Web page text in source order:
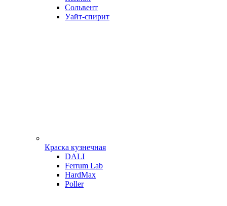
Сольвент
Уайт-спирит
Краска кузнечная
DALI
Ferrum Lab
HardMax
Poller